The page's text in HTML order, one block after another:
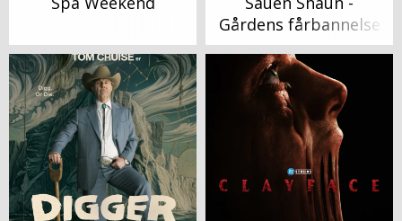
Gårdens fårbannelse